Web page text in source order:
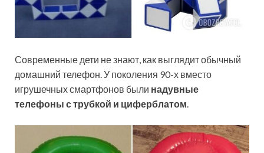
Современные дети не знают, как выглядит обычный
домашний телефон. У поколения 90-х вместо
игрушечных смартфонов были надувные
телефоны с трубкой и циферблатом.